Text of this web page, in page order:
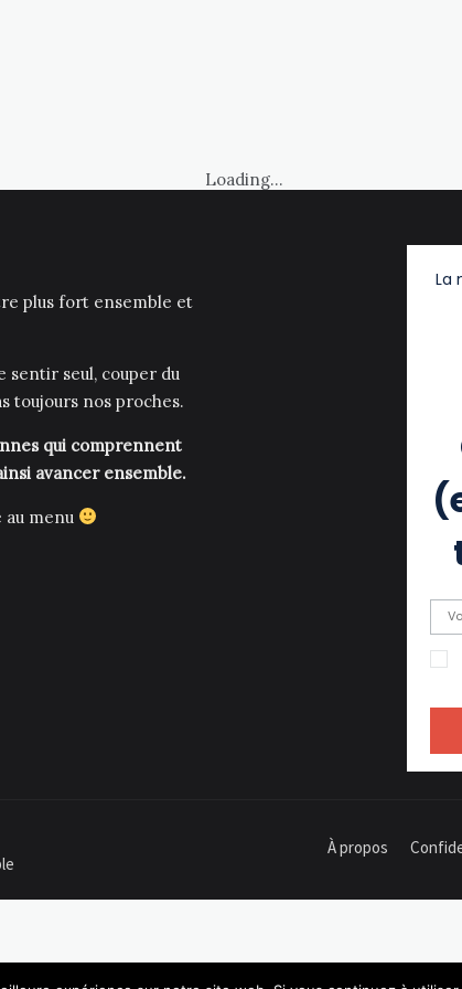
Loading...
plus fort ensemble et
sentir seul, couper du
toujours nos proches.
qui comprennent
avancer ensemble.
menu
La
À propos